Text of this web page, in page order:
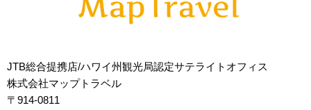
JTB総合提携店/ハワイ州観光局認定サテライトオフィス
株式会社マップトラベル
〒914-0811